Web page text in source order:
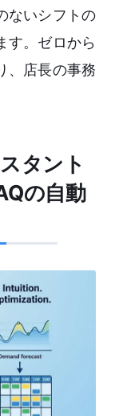
ないシフトの
す。ゼロから
、店長の事務
タント
の自動